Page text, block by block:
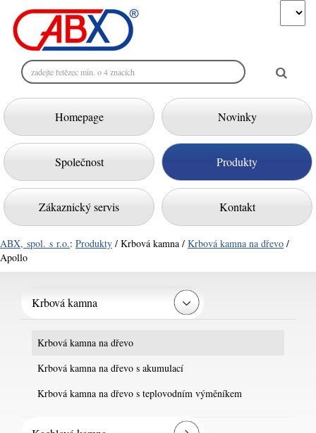
Homepage Novinky
Společnost Produkty
Zákaznický servis Kontakt
ABX, spol. s r.o.: Produkty / Krbová kamna / Krbová kamna na dřevo /
Apollo
Krbová kamna
Krbová kamna na dřevo
Krbová kamna na dřevo s akumulací
Krbová kamna na dřevo s teplovodním výměníkem